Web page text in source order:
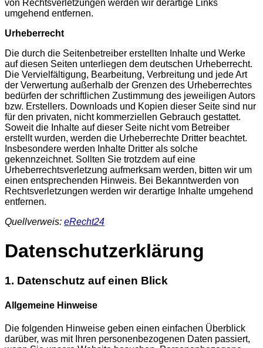
von Rechtsverletzungen werden wir derartige Links
umgehend entfernen.
Urheberrecht
Die durch die Seitenbetreiber erstellten Inhalte und Werke
auf diesen Seiten unterliegen dem deutschen Urheberrecht.
Die Vervielfältigung, Bearbeitung, Verbreitung und jede Art
der Verwertung außerhalb der Grenzen des Urheberrechtes
bedürfen der schriftlichen Zustimmung des jeweiligen Autors
bzw. Erstellers. Downloads und Kopien dieser Seite sind nur
für den privaten, nicht kommerziellen Gebrauch gestattet.
Soweit die Inhalte auf dieser Seite nicht vom Betreiber
erstellt wurden, werden die Urheberrechte Dritter beachtet.
Insbesondere werden Inhalte Dritter als solche
gekennzeichnet. Sollten Sie trotzdem auf eine
Urheberrechtsverletzung aufmerksam werden, bitten wir um
einen entsprechenden Hinweis. Bei Bekanntwerden von
Rechtsverletzungen werden wir derartige Inhalte umgehend
entfernen.
Quellverweis: eRecht24
Datenschutzerklärung
1. Datenschutz auf einen Blick
Allgemeine Hinweise
Die folgenden Hinweise geben einen einfachen Überblick
darüber, was mit Ihren personenbezogenen Daten passiert,